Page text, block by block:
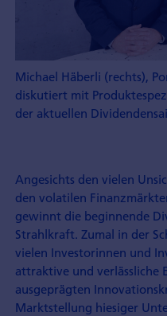
Michael Häberli (rechts),
diskutiert mit
der aktuellen
Angesichts den vielen
den volatilen
gewinnt die beginnende
Strahlkraft. Zumal in der
vielen Investorinnen und
attraktive und verlässliche
ausgeprägten
Marktstellung hiesiger